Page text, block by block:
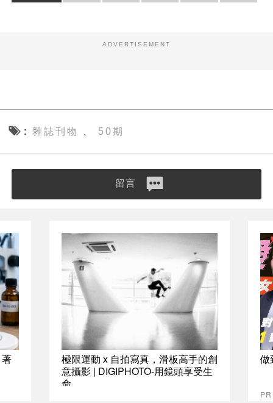
ADVERTISEMENT
雜誌刊物 50期
留言
極限運動 x 自拍寫真，滑板高手的創
意攝影 | DIGIPHOTO-用鏡頭享受生
命
做